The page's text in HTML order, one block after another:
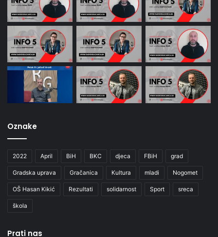
Oznake
2022 April BiH BKC djeca FBiH grad
Gradska uprava Gračanica Kultura mladi Nogomet
OŠ Hasan Kikić Rezultati solidarnost Sport sreca
škola
Prati nas